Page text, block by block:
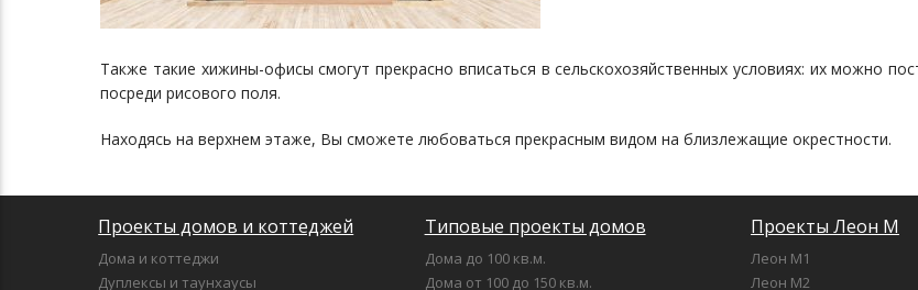
Также такие хижины-офисы смогут прекрасно вписаться в сельскохозяйственных условиях: их можно
посреди рисового поля.
Находясь на верхнем этаже, Вы сможете любоваться прекрасным видом на близлежащие окрестности.
Проекты домов и коттеджей
Дома и коттеджи
Дуплексы и таунхаусы
Типовые проекты домов
Дома до 100 кв.м.
Дома от 100 до 150 кв.м.
Проекты Леон М
Леон М1
Леон М2